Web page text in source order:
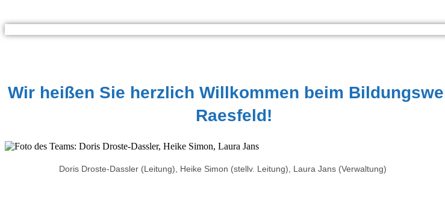
Wir heißen Sie herzlich Willkommen beim
Raesfeld!
Doris Droste-Dassler (Leitung), Heike Simon (stellv. Leitung), Laura Jans (Verwaltung)